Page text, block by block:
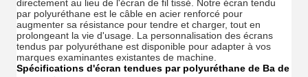
directement au lieu de l'écran de fil tissé. Notre écran tendu
par polyuréthane est le câble en acier renforcé pour
augmenter sa résistance pour tendre et charger, tout en
prolongeant la vie d'usage. La personnalisation des écrans
tendus par polyuréthane est disponible pour adapter à vos
marques examinantes existantes de machine.
Spécifications d'écran tendues par polyuréthane de Ba de